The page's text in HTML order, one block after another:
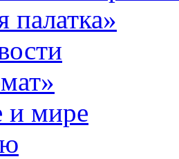
палатка»
и мире